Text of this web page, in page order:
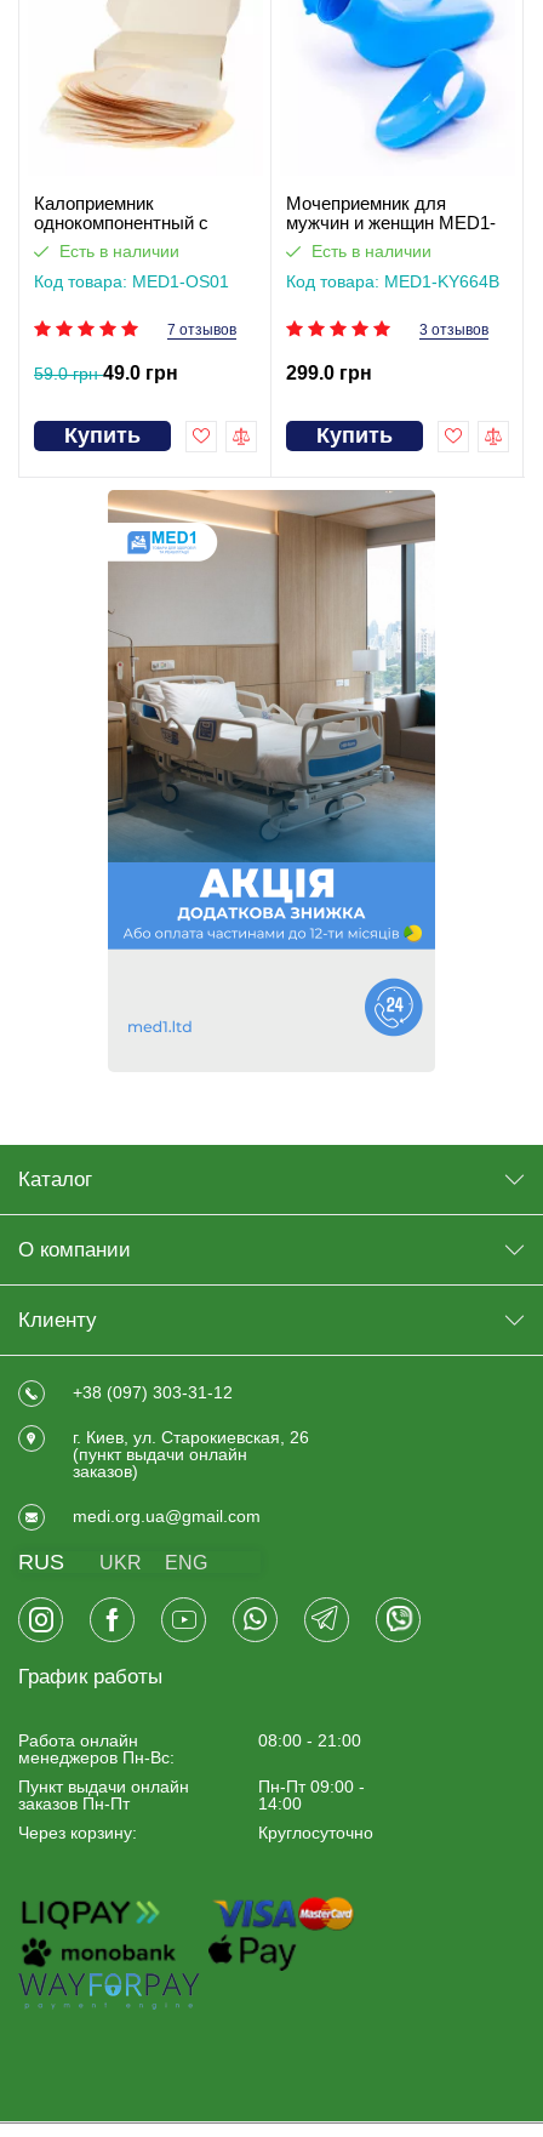
Калоприемник
однокомпонентный с
фильтром, закрытого типа
Med1
Есть в наличии
Код товара: MED1-OS01
7 отзывов
59.0 грн49.0 грн
Купить
Мочеприемник для
мужчин и женщин MED1-
KY664B
Есть в наличии
Код товара: MED1-KY664B
3 отзывов
299.0 грн
Купить
Каталог
О компании
Клиенту
+38 (097) 303-31-12
г. Киев, ул. Старокиевская, 26
(пункт выдачи онлайн
заказов)
medi.org.ua@gmail.com
RUS UKR ENG
График работы
Работа онлайн
менеджеров Пн-Вс:
08:00 - 21:00
Пункт выдачи онлайн
заказов Пн-Пт
Пн-Пт 09:00 -
14:00
Через корзину:
Круглосуточно